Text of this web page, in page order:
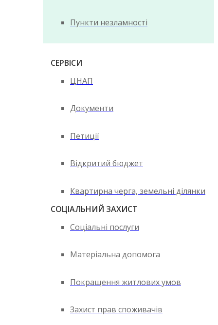
Пункти незламності
СЕРВІСИ
ЦНАП
Документи
Петиції
Відкритий бюджет
Квартирна черга, земельні ділянки
СОЦІАЛЬНИЙ ЗАХИСТ
Соціальні послуги
Матеріальна допомога
Покращення житлових умов
Захист прав споживачів